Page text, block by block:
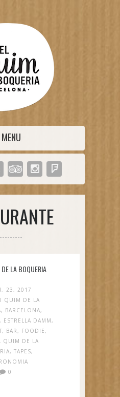
MENU
LA BOQUERIA
23, 2017
QUIM DE LA
, BARCELONA,
, ESTRELLA DAMM,
, BAR, FOODIE,
QUIM DE LA
, TAPES,
0